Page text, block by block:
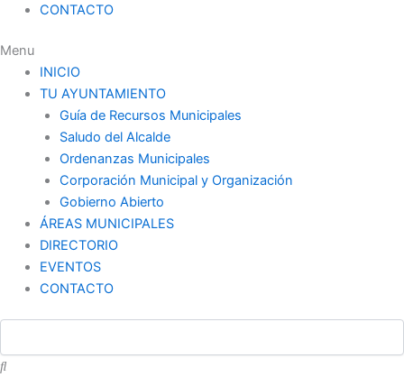
CONTACTO
Menu
INICIO
TU AYUNTAMIENTO
Guía de Recursos Municipales
Saludo del Alcalde
Ordenanzas Municipales
Corporación Municipal y Organización
Gobierno Abierto
ÁREAS MUNICIPALES
DIRECTORIO
EVENTOS
CONTACTO